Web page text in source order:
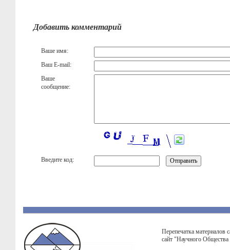
Добавить комментарий
Ваше имя:
Ваш E-mail:
Ваше
сообщение:
Введите код:
Перепечатка материалов
сайт "Научного